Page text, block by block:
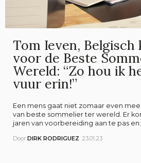
Tom Ieven, Belgisch
voor de Beste
Wereld: “Zo hou ik
vuur erin!”
Een mens gaat niet zomaar even
van beste sommelier ter wereld. Er
jaren van voorbereiding aan te pas
Door DIRK RODRIGUEZ 23.01.23